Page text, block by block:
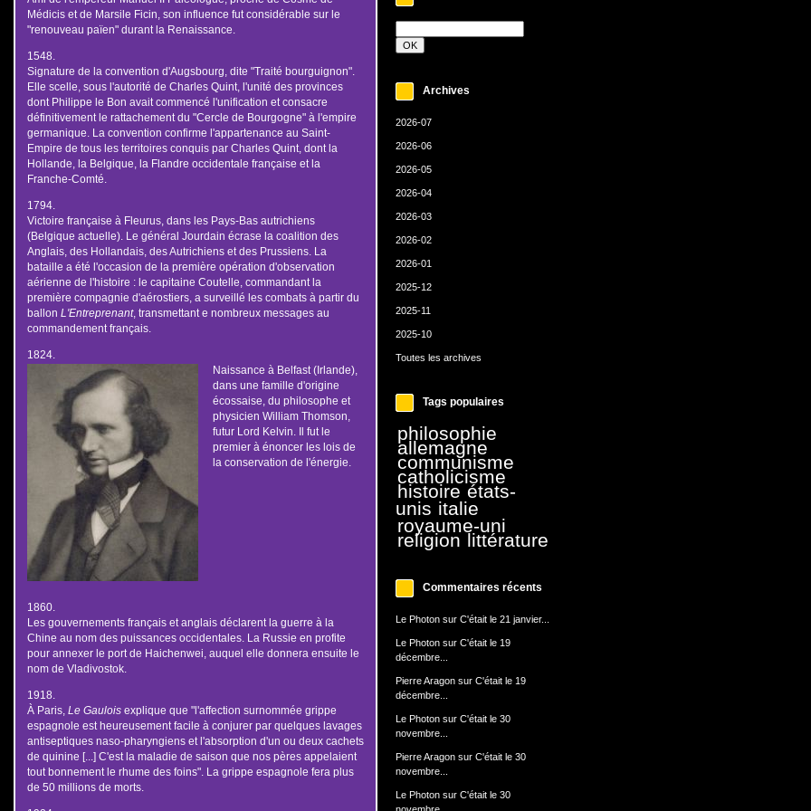
Archives
2026-07
2026-06
2026-05
2026-04
2026-03
2026-02
2026-01
2025-12
2025-11
2025-10
Toutes les archives
Tags populaires
philosophie
allemagne
communisme
catholicisme
histoire états-
unis italie
royaume-uni
religion littérature
Commentaires récents
Le Photonsur C'était le 21 janvier...
Le Photonsur C'était le 19
décembre...
Pierre Aragonsur C'était le 19
décembre...
Le Photonsur C'était le 30
novembre...
Pierre Aragonsur C'était le 30
novembre...
Le Photonsur C'était le 30
Médicis et de Marsile Ficin, son influence fut considérable sur le
"renouveau païen" durant la Renaissance.
1548.
Signature de la convention d'Augsbourg, dite "Traité bourguignon".
Elle scelle, sous l'autorité de Charles Quint, l'unité des provinces
dont Philippe le Bon avait commencé l'unification et consacre
définitivement le rattachement du "Cercle de Bourgogne" à l'empire
germanique. La convention confirme l'appartenance au Saint-
Empire de tous les territoires conquis par Charles Quint, dont la
Hollande, la Belgique, la Flandre occidentale française et la
Franche-Comté.
1794.
Victoire française à Fleurus, dans les Pays-Bas autrichiens
(Belgique actuelle). Le général Jourdain écrase la coalition des
Anglais, des Hollandais, des Autrichiens et des Prussiens. La
bataille a été l'occasion de la première opération d'observation
aérienne de l'histoire : le capitaine Coutelle, commandant la
première compagnie d'aérostiers, a surveillé les combats à partir du
ballon L'Entreprenant, transmettant e nombreux messages au
commandement français.
1824.
Naissance à Belfast (Irlande),
dans une famille d'origine
écossaise, du philosophe et
physicien William Thomson,
futur Lord Kelvin. Il fut le
premier à énoncer les lois de
la conservation de l'énergie.
1860.
Les gouvernements français et anglais déclarent la guerre à la
Chine au nom des puissances occidentales. La Russie en profite
pour annexer le port de Haichenwei, auquel elle donnera ensuite le
nom de Vladivostok.
1918.
À Paris, Le Gauloisexplique que "l'affection surnommée grippe
espagnole est heureusement facile à conjurer par quelques lavages
antiseptiques naso-pharyngiens et l'absorption d'un ou deux cachets
de quinine [...] C'est la maladie de saison que nos pères appelaient
tout bonnement le rhume des foins". La grippe espagnole fera plus
de 50 millions de morts.